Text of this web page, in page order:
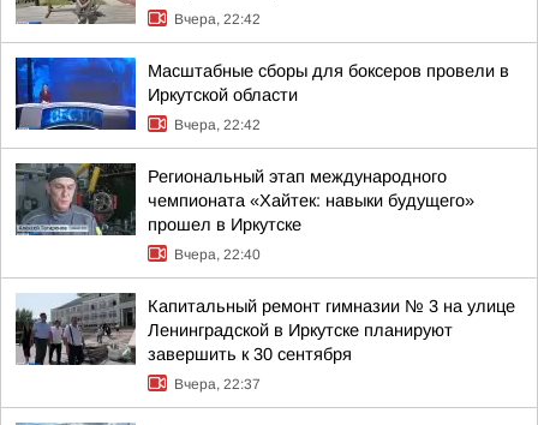
Вчера, 22:42
Масштабные сборы для боксеров провели в
Иркутской области
Вчера, 22:42
Региональный этап международного
чемпионата «Хайтек: навыки будущего»
прошел в Иркутске
Вчера, 22:40
Капитальный ремонт гимназии № 3 на улице
Ленинградской в Иркутске планируют
завершить к 30 сентября
Вчера, 22:37